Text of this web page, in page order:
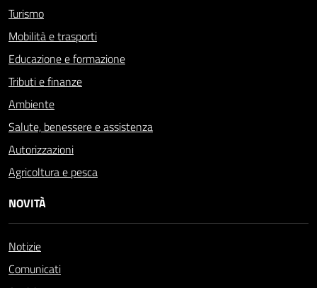
Turismo
Mobilità e trasporti
Educazione e formazione
Tributi e finanze
Ambiente
Salute, benessere e assistenza
Autorizzazioni
Agricoltura e pesca
NOVITÀ
Notizie
Comunicati